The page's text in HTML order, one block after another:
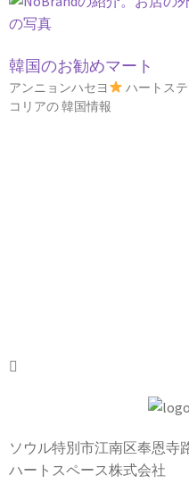
韓国のお勧めマート
アンニョンハセヨ
ハートス
コリアの 韓国情報
ソウル特別市江南区奉恩寺
ハートスペース株式会社